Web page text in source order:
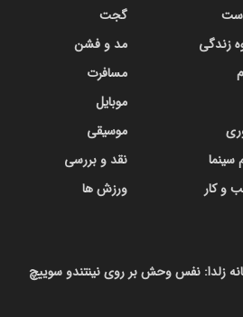
زندگی
سینما
و کار
گجت
مد و فشن
مسافرت
موبایل
موسیقی
نقد و بررسی
ورزش ها
زلدا: نفس وحش بر روی نینتندو سوییچ